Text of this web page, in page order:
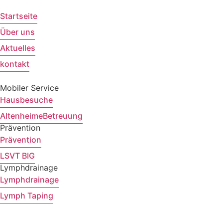
Startseite
Über uns
Aktuelles
kontakt
Mobiler Service
Hausbesuche
AltenheimeBetreuung
Prävention
Prävention
LSVT BIG
Lymphdrainage
Lymphdrainage
Lymph Taping